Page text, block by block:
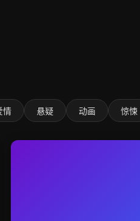
情 悬疑 动画 惊悚